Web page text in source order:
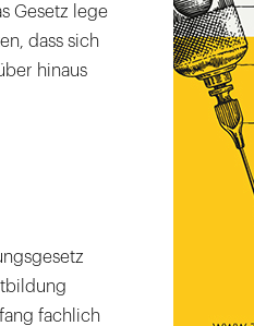
Gesetz lege
dass sich
hinaus
fachlich